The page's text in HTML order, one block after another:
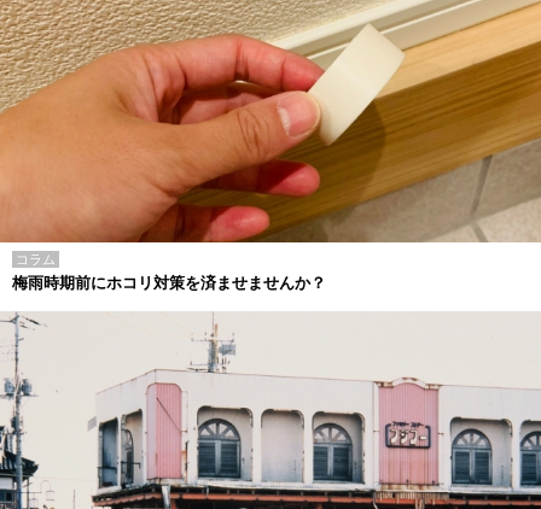
コラム
梅雨時期前にホコリ対策を済ませませんか？